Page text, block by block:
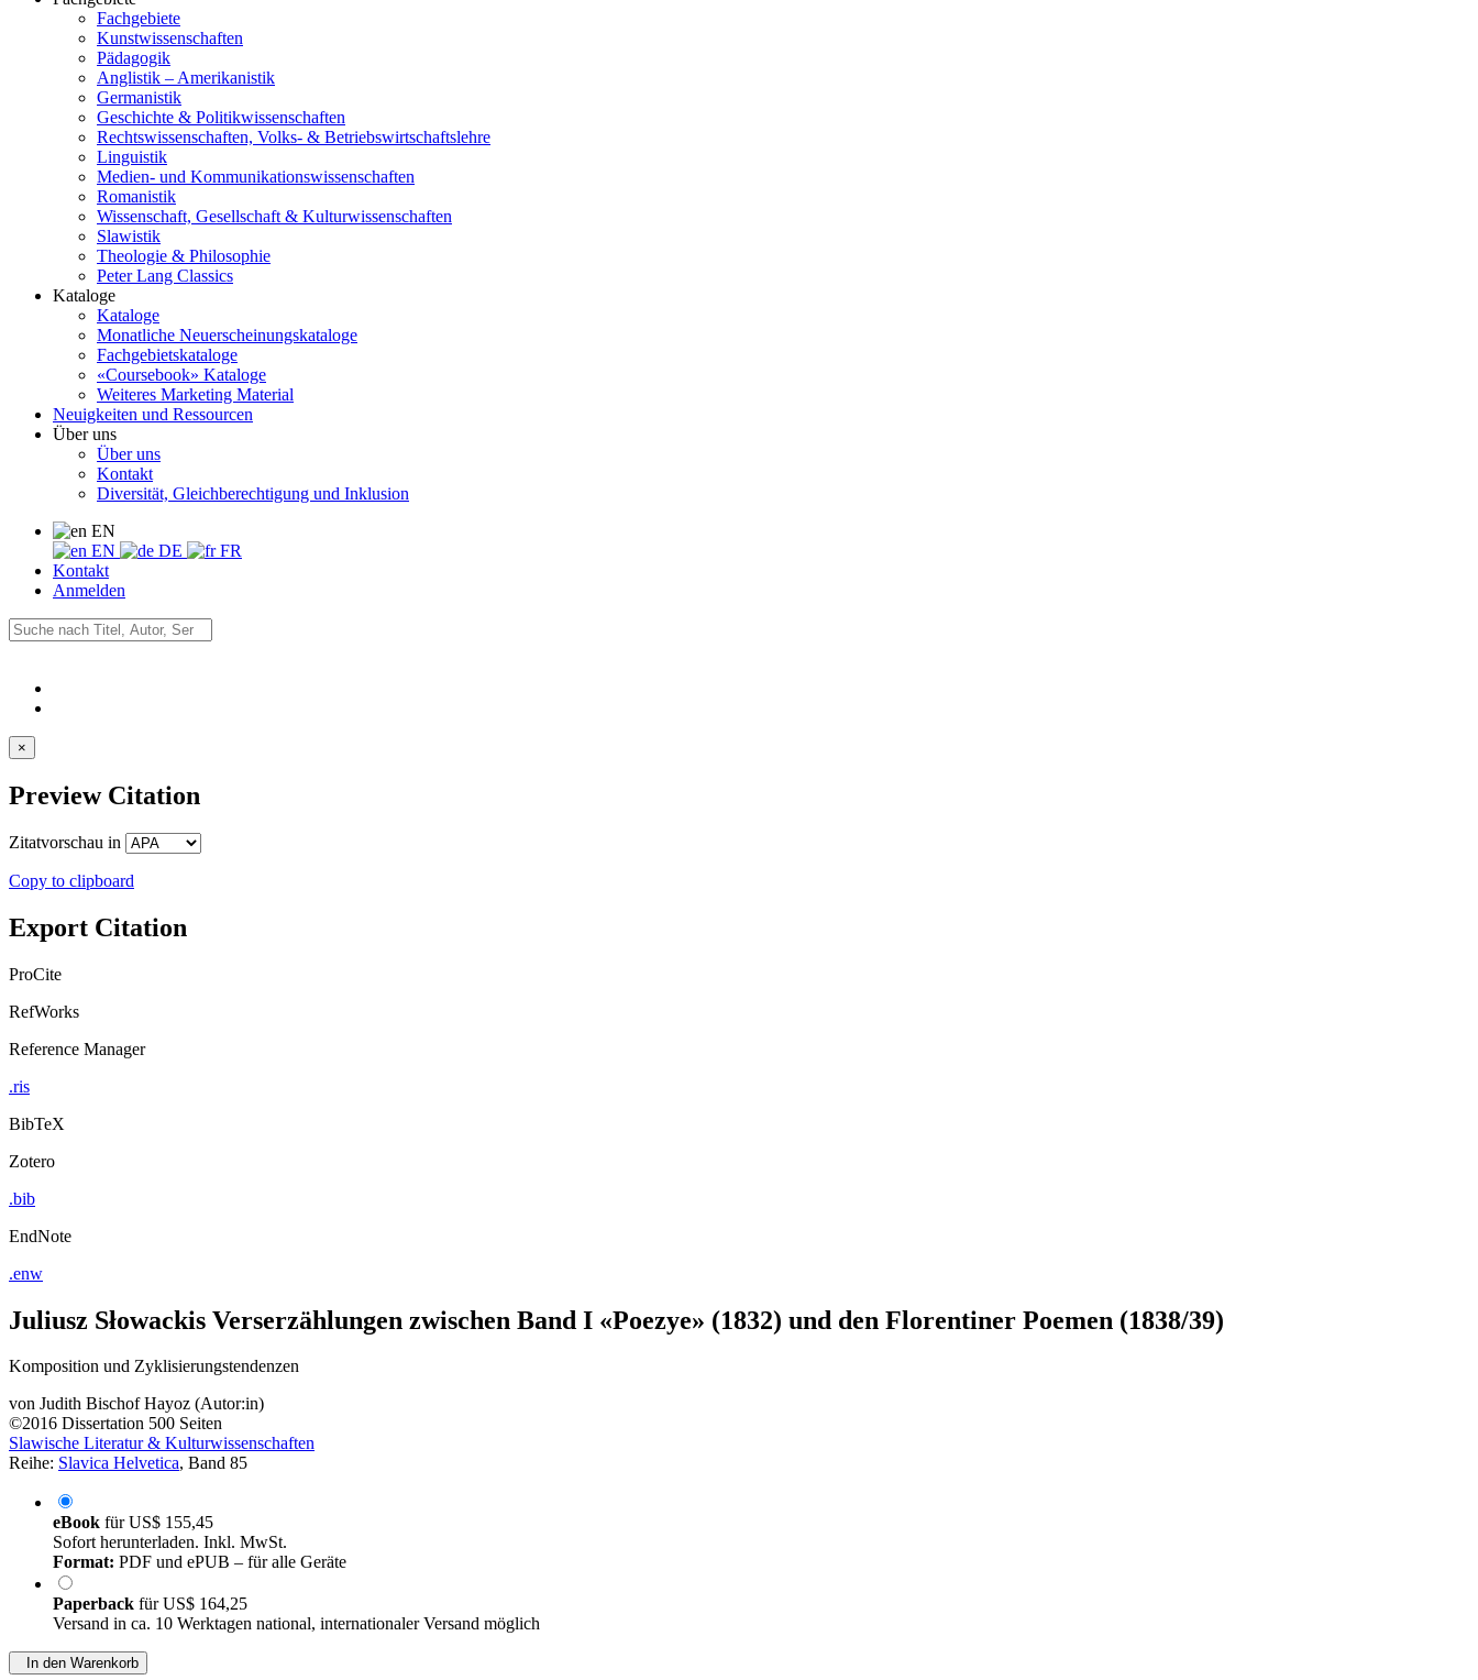
Fachgebiete
Kunstwissenschaften
Pädagogik
Anglistik – Amerikanistik
Germanistik
Geschichte & Politikwissenschaften
Rechtswissenschaften, Volks- & Betriebswirtschaftslehre
Linguistik
Medien- und Kommunikationswissenschaften
Romanistik
Wissenschaft, Gesellschaft & Kulturwissenschaften
Slawistik
Theologie & Philosophie
Peter Lang Classics
Kataloge
Kataloge
Monatliche Neuerscheinungskataloge
Fachgebietskataloge
«Coursebook» Kataloge
Weiteres Marketing Material
Neuigkeiten und Ressourcen
Über uns
Über uns
Kontakt
Diversität, Gleichberechtigung und Inklusion
EN
EN
DE
FR
Kontakt
Anmelden
×
Preview Citation
Zitatvorschau in
Copy to clipboard
Export Citation
ProCite
RefWorks
Reference Manager
.ris
BibTeX
Zotero
.bib
EndNote
.enw
Juliusz Słowackis Verserzählungen zwischen Band I «Poezye» (1832) und den Florentiner Poemen (1838/39)
Komposition und Zyklisierungstendenzen
von Judith Bischof Hayoz (Autor:in)
©2016 Dissertation 500 Seiten
Slawische Literatur & Kulturwissenschaften
Reihe: Slavica Helvetica, Band 85
eBook fürUS$ 155,45
Sofort herunterladen. Inkl. MwSt.
Format: PDF und ePUB – für alle Geräte
Paperback fürUS$ 164,25
Versand in ca. 10 Werktagen national, internationaler Versand möglich
In den Warenkorb